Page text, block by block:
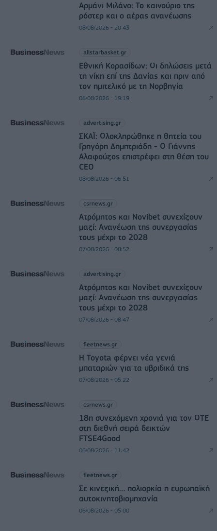
Αρμάνι Μιλάνο: Το καινούριο της
ρόστερ και ο αέρας ανανέωσης
08/08/2026 - 20:43
allstarbasket.gr
Εθνική Κορασίδων: Οι δηλώσεις μετά
τη νίκη επί της Δανίας και πριν από
τον ημιτελικό με τη Νορβηγία
08/08/2026 - 19:19
advertising.gr
ΣΚΑΪ: Ολοκληρώθηκε η θητεία του
Γρηγόρη Δημητριάδη - Ο Γιάννης
Αλαφούζος επιστρέφει στη θέση του
CEO
08/08/2026 - 06:51
csrnews.gr
Ατρόμητος και Novibet συνεχίζουν
μαζί: Ανανέωση της συνεργασίας
τους μέχρι το 2028
07/08/2026 - 08:52
advertising.gr
Ατρόμητος και Novibet συνεχίζουν
μαζί: Ανανέωση της συνεργασίας
τους μέχρι το 2028
07/08/2026 - 08:47
fleetnews.gr
Η Toyota φέρνει νέα γενιά
μπαταριών για τα υβριδικά της
07/08/2026 - 05:22
csrnews.gr
18η συνεχόμενη χρονιά για τον ΟΤΕ
στη διεθνή σειρά δεικτών
FTSE4Good
06/08/2026 - 11:42
fleetnews.gr
Σε κινεζική… πολιορκία η ευρωπαϊκή
αυτοκινητοβιομηχανία
06/08/2026 - 05:00